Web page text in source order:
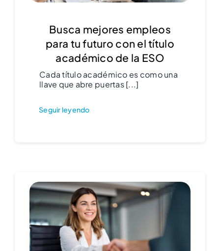
Busca mejores empleos
para tu futuro con el título
académico de la ESO
Cada título académico es como una
llave que abre puertas [...]
Seguir leyendo